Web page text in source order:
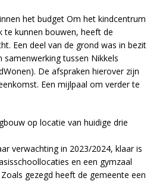
het budget Om het kindcentrum
te kunnen bouwen, heeft de
Een deel van de grond was in bezit
samenwerking tussen Nikkels
De afspraken hierover zijn
Een mijlpaal om verder te
op locatie van huidige drie
verwachting in 2023/2024, klaar is
en een gymzaal
gezegd heeft de gemeente een